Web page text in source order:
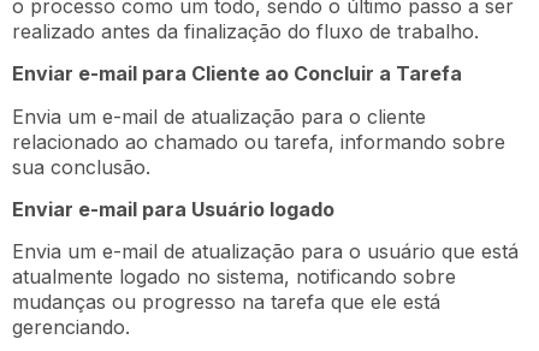
o processo como um todo, sendo o último passo a ser
realizado antes da finalização do fluxo de trabalho.
Enviar e-mail para Cliente ao Concluir a Tarefa
Envia um e-mail de atualização para o cliente
relacionado ao chamado ou tarefa, informando sobre
sua conclusão.
Enviar e-mail para Usuário logado
Envia um e-mail de atualização para o usuário que está
atualmente logado no sistema, notificando sobre
mudanças ou progresso na tarefa que ele está
gerenciando.